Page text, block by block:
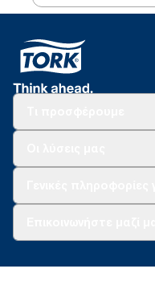
+302102705722